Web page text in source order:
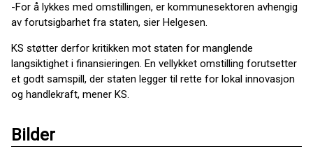
-For å lykkes med omstillingen, er kommunesektoren avhengig
av forutsigbarhet fra staten, sier Helgesen.
KS støtter derfor kritikken mot staten for manglende
langsiktighet i finansieringen. En vellykket omstilling forutsetter
et godt samspill, der staten legger til rette for lokal innovasjon
og handlekraft, mener KS.
Bilder